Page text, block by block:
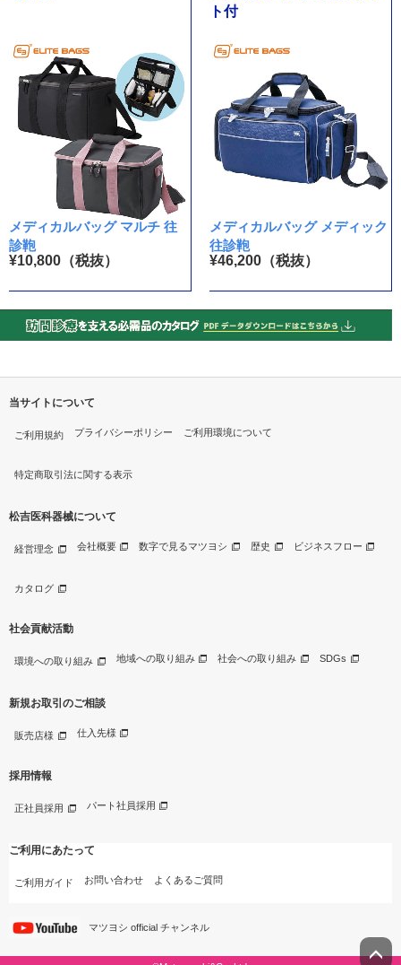
メディカルバッグ マルチ 往
診鞄
¥10,800（税抜）
ト付
メディカルバッグ メディック
往診鞄
¥46,200（税抜）
当サイトについて
ご利用規約 プライバシーポリシー ご利用環境について
特定商取引法に関する表示
松吉医科器械について
経営理念 会社概要 数字で見るマツヨシ 歴史 ビジネスフロー
カタログ
社会貢献活動
環境への取り組み 地域への取り組み 社会への取り組み SDGs
新規お取引のご相談
販売店様 仕入先様
採用情報
正社員採用 パート社員採用
ご利用にあたって
ご利用ガイド お問い合わせ よくあるご質問
マツヨシ official チャンネル